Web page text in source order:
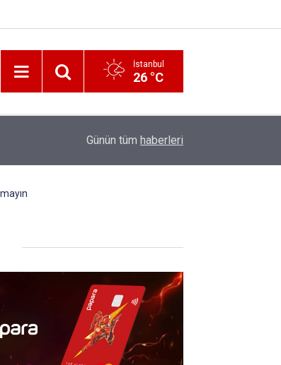
İstanbul
26 °C
İzmir 112’de Kan Donduran İddialar!
Günün tüm haberleri